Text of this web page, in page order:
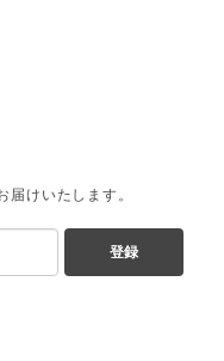
けいたします。
登録